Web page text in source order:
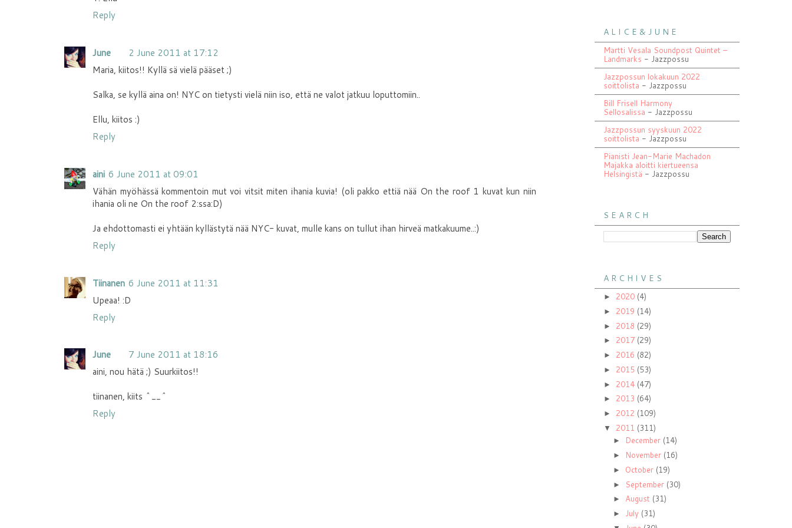
Reply
June
2 June 2011 at 17:12
Maria, kiitos!! Kyllä sä vielä pääset ;)
Salka, se kyllä aina on! NYC on tietysti vielä niin iso, että ne valot jatkuu loputtomiin..
Ellu, kiitos :)
Reply
aini 6 June 2011 at 09:01
Vähän myöhässä kommentoin mut voi vitsit miten ihania kuvia! (oli pakko ettiä nää On the roof 1 kuvat kun niin
ihania oli ne On the roof 2:ssa:D)
Ja ehdottomasti ei yhtään kyllästytä nää NYC- kuvat, mulle kans on tullut ihan hirveä matkakuume..:)
Reply
Tiinanen 6 June 2011 at 11:31
Upeaa! :D
Reply
June
7 June 2011 at 18:16
aini, nou hätä ;) Suurkiitos!!
tiinanen, kiits ^__^
Reply
A L I C E & J U N E
Martti Vesala Soundpost Quintet –
Landmarks - Jazzpossu
Jazzpossun lokakuun 2022
soittolista - Jazzpossu
Bill Frisell Harmony
Sellosalissa - Jazzpossu
Jazzpossun syyskuun 2022
soittolista - Jazzpossu
Pianisti Jean-Marie Machadon
Majakka aloitti kiertueensa
Helsingistä - Jazzpossu
S E A R C H
A R C H I V E S
► 2020 (4)
► 2019 (14)
► 2018 (29)
► 2017 (29)
► 2016 (82)
► 2015 (53)
► 2014 (47)
► 2013 (64)
► 2012 (109)
▼ 2011 (311)
► December (14)
► November (16)
► October (19)
► September (30)
► August (31)
► July (31)